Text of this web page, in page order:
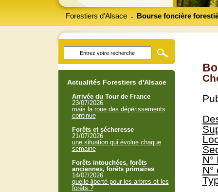
Forestiers d'Alsace Bourse foncière
-
N°
N°
Actualités Forestiers d'Alsace
Arrivée du Tour de France
23/07/2026
mais la roue des dépérissements
continue
Forêts et sécheresse
21/07/2026
une situation qui évolue chaque
semaine
Forêts intouchées, forêts
anciennes, forêts primaires
14/07/2026
quelle liberté pour les arbres et les
forêts ?